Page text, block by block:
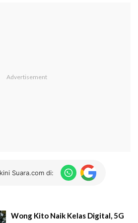
Suara.com di:
Wong Kito Naik Kelas Digital, 5G